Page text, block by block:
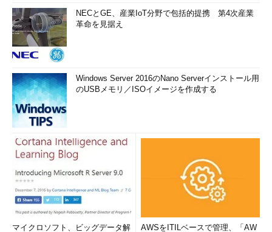
NECとGE、産業IoT分野で包括的提携 第4次産業
革命を見据え
Windows Server 2016のNano Serverインストール用
のUSBメモリ／ISOイメージを作成する
マイクロソフト、ビッグデータ解
AWSをITILベースで管理、「AW